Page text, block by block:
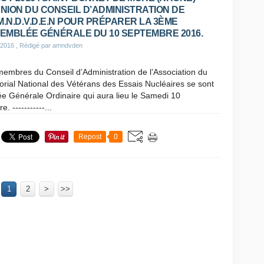
DU CONSEIL D’ADMINISTRATION DE
POUR PRÉPARER LA 3ÈME
GÉNÉRALE DU 10 SEPTEMBRE 2016.
, Rédigé par amndvden
du Conseil d’Administration de l’Association du
National des Vétérans des Essais Nucléaires se sont
Générale Ordinaire qui aura lieu le Samedi 10
-----------...
Repost 0
1 2 > >>